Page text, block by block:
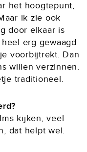
het hoogtepunt,
ik zie ook
door elkaar is
erg gewaagd
voorbijtrekt. Dan
willen verzinnen.
traditioneel.
kijken, veel
dat helpt wel.